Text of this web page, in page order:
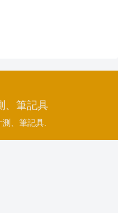
、筆記具.